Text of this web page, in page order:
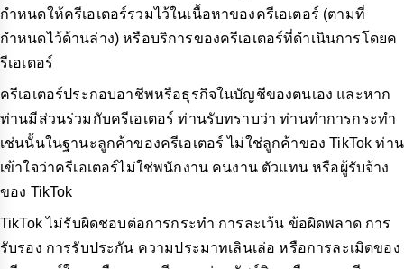
กำหนดให้ครีเอเตอร์รวมไว้ในเนื้อหาของครีเอเตอร์ (ตามที่
กำหนดไว้ด้านล่าง) หรือบริการของครีเอเตอร์ที่ดำเนินการโดยค
รีเอเตอร์
ครีเอเตอร์ประกอบอาชีพหรือธุรกิจในบัญชีของตนเอง และหาก
ท่านมีส่วนร่วมกับครีเอเตอร์ ท่านรับทราบว่า ท่านทำการกระทำ
เช่นนั้นในฐานะลูกค้าของครีเอเตอร์ ไม่ใช่ลูกค้าของ TikTok ท่าน
เข้าใจว่าครีเอเตอร์ไม่ใช่พนักงาน คนงาน ตัวแทน หรือผู้รับจ้าง
ของ TikTok
TikTok ไม่รับผิดชอบต่อการกระทำ การละเว้น ข้อผิดพลาด การ
รับรอง การรับประกัน ความประมาทเลินเล่อ หรือการละเมิดของ